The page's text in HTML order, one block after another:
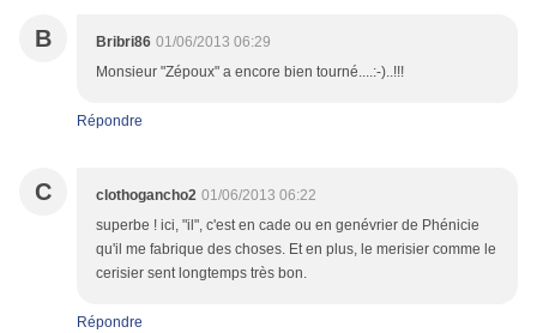
B Bribri86 01/06/2013 06:29
Monsieur "Zépoux" a encore bien tourné....:-)..!!!
Répondre
C clothogancho2 01/06/2013 06:22
superbe ! ici, "il", c'est en cade ou en genévrier de Phénicie
qu'il me fabrique des choses. Et en plus, le merisier comme le
cerisier sent longtemps très bon.
Répondre